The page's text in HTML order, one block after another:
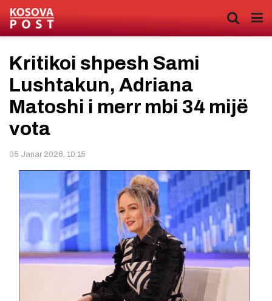
Kritikoi shpesh Sami
Lushtakun, Adriana
Matoshi i merr mbi 34 mijë
vota
05 Janar 2026, 10:15